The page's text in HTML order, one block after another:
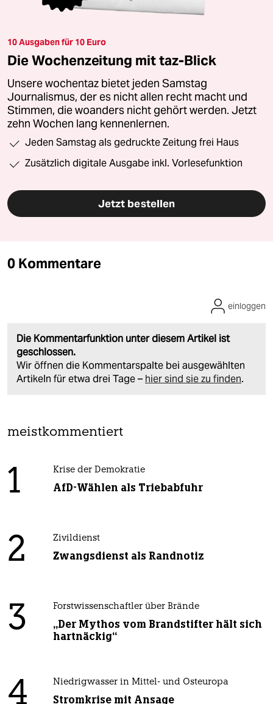
10 Ausgaben für 10 Euro
Die Wochenzeitung mit taz-Blick
Unsere wochentaz bietet jeden Samstag
Journalismus, der es nicht allen recht macht und
Stimmen, die woanders nicht gehört werden. Jetzt
zehn Wochen lang kennenlernen.
Jeden Samstag als gedruckte Zeitung frei Haus
Zusätzlich digitale Ausgabe inkl. Vorlesefunktion
Jetzt bestellen
0 Kommentare
Die Kommentarfunktion unter diesem Artikel ist
geschlossen.
Wir öffnen die Kommentarspalte bei ausgewählten
Artikeln für etwa drei Tage – hier sind sie zu finden.
einloggen
meistkommentiert
1 Krise der Demokratie
AfD-Wählen als Triebabfuhr
2 Zivildienst
Zwangsdienst als Randnotiz
3 Forstwissenschaftler über Brände
„Der Mythos vom Brandstifter hält sich
hartnäckig“
4 Niedrigwasser in Mittel- und Osteuropa
Stromkrise mit Ansage